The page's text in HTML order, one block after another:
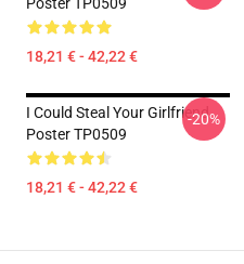
18,21 € - 42,22 €
I Could Steal Your Girlfriend
Poster TP0509
18,21 € - 42,22 €
-20%